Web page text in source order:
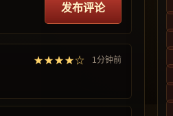
发布评论
★★★★☆ 1分钟前